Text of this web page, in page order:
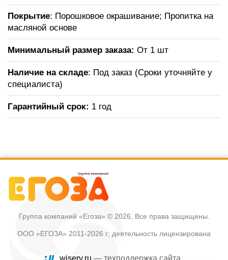
Покрытие: Порошковое окрашивание; Пропитка на
масляной основе
Минимальный размер заказа: От 1 шт
Наличие на складе: Под заказ (Сроки уточняйте у
специалиста)
Гарантийный срок: 1 год
Группа компаний «Егоза» © 2026, Все права защищены.
ООО «ЕГОЗА» 2011-2026 г; деятельность лицензирована
wiserv.ru — техподдержка сайта